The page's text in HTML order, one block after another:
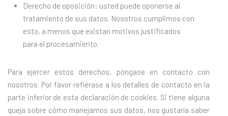
Derecho de oposición: usted puede oponerse al
tratamiento de sus datos. Nosotros cumplimos con
esto, a menos que existan motivos justificados
para el procesamiento.
Para ejercer estos derechos, póngase en contacto con
nosotros. Por favor refiérase a los detalles de contacto en la
parte inferior de esta declaración de cookies. Si tiene alguna
queja sobre cómo manejamos sus datos, nos gustaría saber